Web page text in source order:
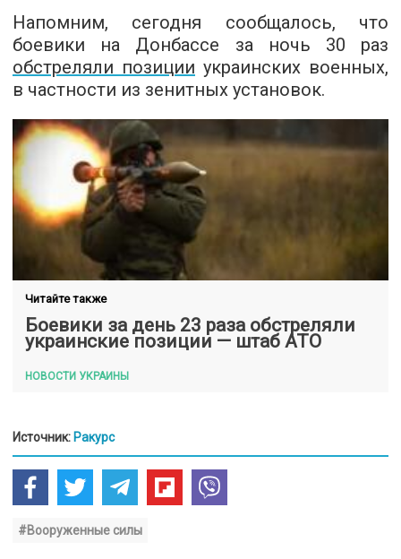
Напомним, сегодня сообщалось, что
боевики на Донбассе за ночь 30 раз
обстреляли позиции украинских военных,
в частности из зенитных установок.
Читайте также
Боевики за день 23 раза обстреляли
украинские позиции — штаб АТО
НОВОСТИ УКРАИНЫ
Источник: Ракурс
#Вооруженные силы